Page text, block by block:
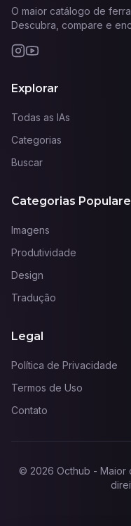
O maior catálogo de
Descubra, compare e
Explorar
Todas as IAs
Categorias
Buscar
Categorias
Imagens
Produtividade
Design
Tradução
Legal
Política de Privacidade
Termos de Uso
Contato
© 2026 Octhub - Maior